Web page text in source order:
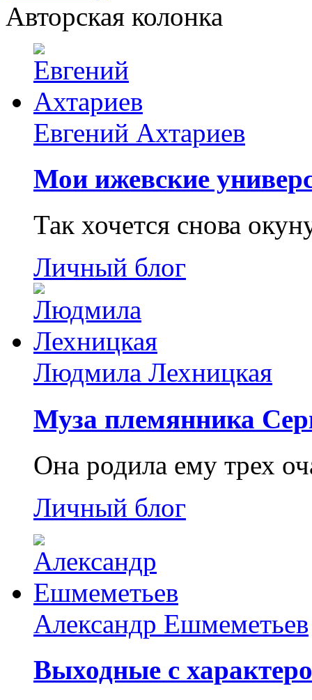
Авторская колонка
Евгений Ахтариев
Мои ижевские
Так хочется снова
Личный блог
Людмила Лехницкая
Муза племянника
Она родила ему трех
Личный блог
Александр Ешмеметьев
Выходные с